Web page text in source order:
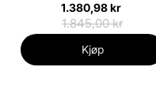
1.380,98 kr
1.845,00 kr
Kjøp